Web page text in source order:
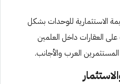
الاستثمارية للوحدات بشكل
العقارات داخل العلمين
العرب والأجانب.